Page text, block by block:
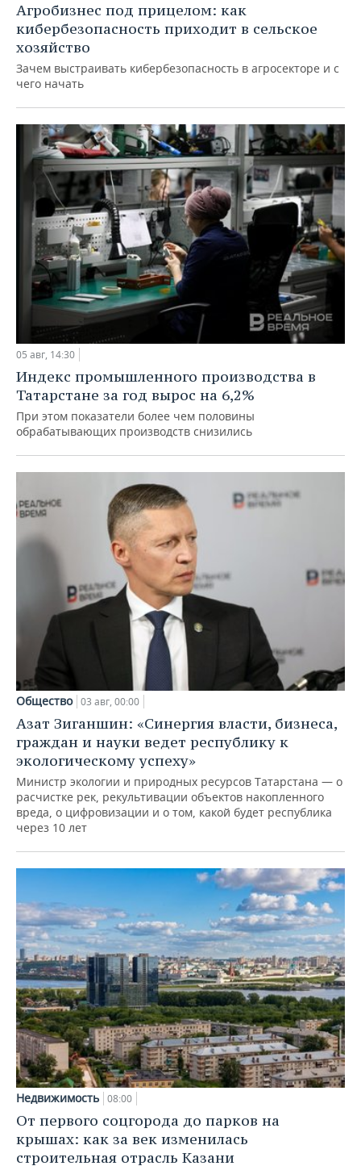
Агробизнес под прицелом: как
кибербезопасность приходит в сельское
хозяйство
Зачем выстраивать кибербезопасность в агросекторе и с
чего начать
05 авг, 14:30
Индекс промышленного производства в
Татарстане за год вырос на 6,2%
При этом показатели более чем половины
обрабатывающих производств снизились
Общество 03 авг, 00:00
Азат Зиганшин: «Синергия власти, бизнеса,
граждан и науки ведет республику к
экологическому успеху»
Министр экологии и природных ресурсов Татарстана — о
расчистке рек, рекультивации объектов накопленного
вреда, о цифровизации и о том, какой будет республика
через 10 лет
Недвижимость 08:00
От первого соцгорода до парков на
крышах: как за век изменилась
строительная отрасль Казани